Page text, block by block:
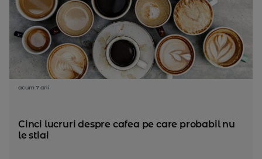
acum 7 ani
Cinci lucruri despre cafea pe care probabil nu
le stiai